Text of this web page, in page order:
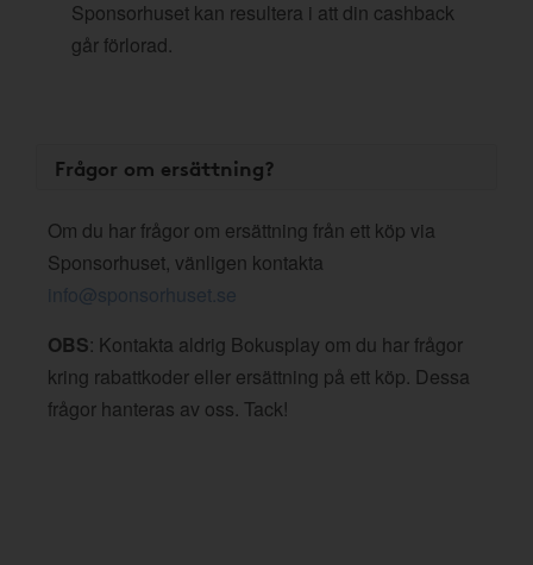
Sponsorhuset kan resultera i att din cashback
går förlorad.
Frågor om ersättning?
Om du har frågor om ersättning från ett köp via
Sponsorhuset, vänligen kontakta
info@sponsorhuset.se
OBS: Kontakta aldrig Bokusplay om du har frågor
kring rabattkoder eller ersättning på ett köp. Dessa
frågor hanteras av oss. Tack!